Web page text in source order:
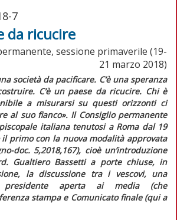
7
da ricucire
sessione primaverile (19-
21 marzo 2018)
società da pacificare. C’è una speranza
C’è un paese da ricucire. Chi è
a misurarsi su questi orizzonti ci
al suo fianco». Il Consiglio permanente
italiana tenutosi a Roma dal 19
primo con la nuova modalità approvata
doc.5,2018,167), cioè un’introduzione
Gualtiero Bassetti a porte chiuse, in
la discussione tra i vescovi, una
presidente aperta ai media (che
stampa e Comunicato finale (quia